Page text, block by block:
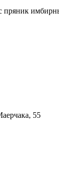
пряник
55